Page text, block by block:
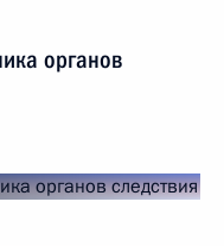
органов